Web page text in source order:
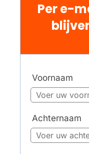
Per e-
Voornaam
Achternaam